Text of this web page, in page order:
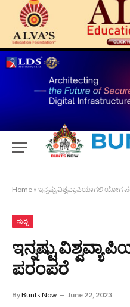
Home » ಇನ್ನಷ್ಟು ವಿಶ್ವವ್ಯಾಪಿಯಾಗಲಿ ಯೋಗ
ಸುದ್ದಿ
ಇನ್ನಷ್ಟು
ಪರಂಪರೆ
ByBunts Now June 22, 2023